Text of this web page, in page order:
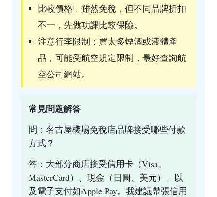
比較價格：雖然免稅，但不同品牌折扣
不一，先做功課比較保險。
注意行李限制：買太多煙酒或液體產
品，可能受航空規定限制，最好查詢航
空公司網站。
常見問題解答
問：名古屋機場免稅店品牌接受哪些付款
方式？
答：大部分商店接受信用卡（Visa、
MasterCard）、現金（日圓、美元），以
及電子支付如Apple Pay。我建議帶張信用